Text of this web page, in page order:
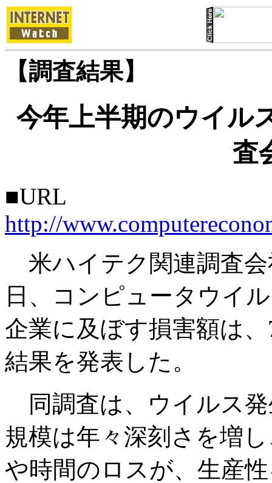
【調査結果】
今年上半期のウイ
査
■URL
http://
米ハイテク関連調査会
日、コンピュータウイ
企業に及ぼす損害額は
結果を発表した。
同調査は、ウイルス
規模は年々深刻さを増
や時間のロスが、生産